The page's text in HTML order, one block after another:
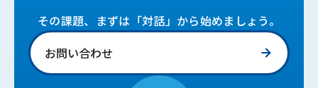
その課題、まずは「対話」から始めましょう。
お問い合わせ